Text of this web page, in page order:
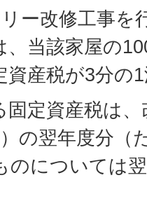
ー改修工事を
、当該家屋の
資産税が3分の
定資産税は
の翌年度分（
のについては